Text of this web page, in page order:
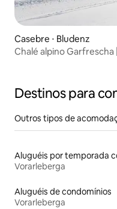
Casebre ⋅ Bludenz
Chalé alpino
Destinos para
Outros tipos de
Vorarleberga
Aluguéis de condomínios
Vorarleberga